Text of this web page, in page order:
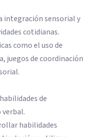
integración sensorial y
cotidianas.
como el uso de
juegos de coordinación
de
verbal.
habilidades